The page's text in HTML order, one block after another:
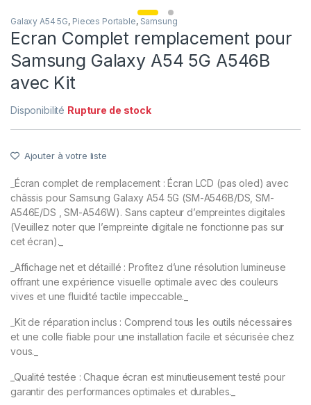
Galaxy A54 5G, Pieces Portable, Samsung
Ecran Complet remplacement pour
Samsung Galaxy A54 5G A546B
avec Kit
Disponibilité Rupture de stock
Ajouter à votre liste
_Écran complet de remplacement : Écran LCD (pas oled) avec
châssis pour Samsung Galaxy A54 5G (SM-A546B/DS, SM-
A546E/DS , SM-A546W). Sans capteur d’empreintes digitales
(Veuillez noter que l’empreinte digitale ne fonctionne pas sur
cet écran)._
_Affichage net et détaillé : Profitez d’une résolution lumineuse
offrant une expérience visuelle optimale avec des couleurs
vives et une fluidité tactile impeccable._
_Kit de réparation inclus : Comprend tous les outils nécessaires
et une colle fiable pour une installation facile et sécurisée chez
vous._
_Qualité testée : Chaque écran est minutieusement testé pour
garantir des performances optimales et durables._